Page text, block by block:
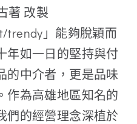
著 改製
」能夠脫穎而
年如一日的堅持與付
的中介者，更是品味
作為高雄地區知名的
們的經營理念深植於